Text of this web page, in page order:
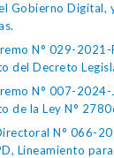
Gobierno Digital,
N° 029-2021-
del Decreto
N° 007-2024-
de la Ley N°
N° 066-
Lineamiento